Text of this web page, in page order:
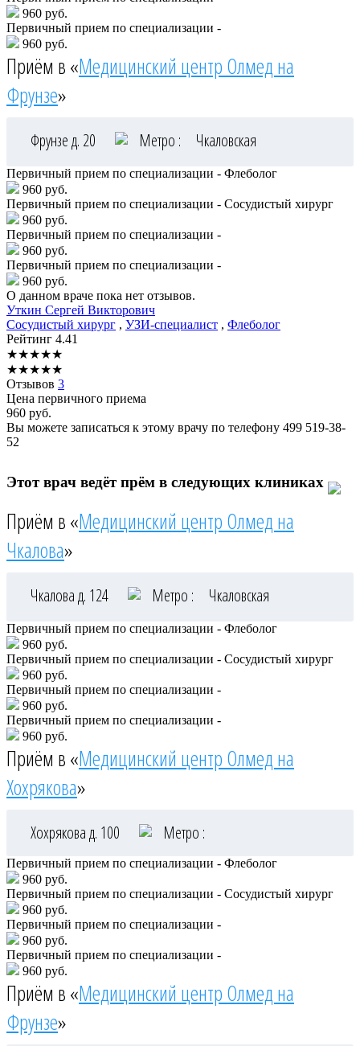
960 руб.
Первичный прием по специализации -
960 руб.
Приём в «Медицинский центр Олмед на
Фрунзе»
Фрунзе д. 20 Метро : Чкаловская
Первичный прием по специализации - Флеболог
960 руб.
Первичный прием по специализации - Сосудистый хирург
960 руб.
Первичный прием по специализации -
960 руб.
Первичный прием по специализации -
960 руб.
О данном враче пока нет отзывов.
Уткин Сергей Викторович
Сосудистый хирург , УЗИ-специалист , Флеболог
Рейтинг 4.41
★★★★★
★★★★★
Отзывов 3
Цена первичного приема
960 руб.
Вы можете записаться к этому врачу по телефону 499 519-38-
52
Этот врач ведёт прём в следующих клиниках
Приём в «Медицинский центр Олмед на
Чкалова»
Чкалова д. 124 Метро : Чкаловская
Первичный прием по специализации - Флеболог
960 руб.
Первичный прием по специализации - Сосудистый хирург
960 руб.
Первичный прием по специализации -
960 руб.
Первичный прием по специализации -
960 руб.
Приём в «Медицинский центр Олмед на
Хохрякова»
Хохрякова д. 100 Метро :
Первичный прием по специализации - Флеболог
960 руб.
Первичный прием по специализации - Сосудистый хирург
960 руб.
Первичный прием по специализации -
960 руб.
Первичный прием по специализации -
960 руб.
Приём в «Медицинский центр Олмед на
Фрунзе»